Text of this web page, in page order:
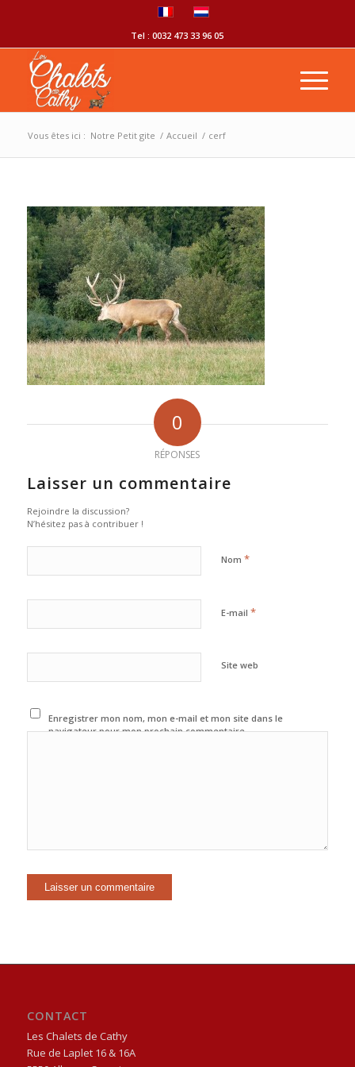
Tel : 0032 473 33 96 05
Vous êtes ici : Notre Petit gite / Accueil / cerf
0
RÉPONSES
Laisser un commentaire
Rejoindre la discussion?
N’hésitez pas à contribuer !
Nom *
E-mail *
Site web
Enregistrer mon nom, mon e-mail et mon site dans le
navigateur pour mon prochain commentaire.
CONTACT
Les Chalets de Cathy
Rue de Laplet 16& 16A